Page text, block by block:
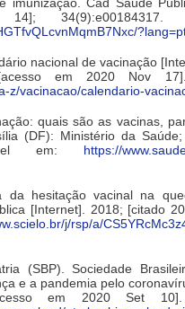
34(9):e00184317.
nacional de vacinação
em 2020 Nov
z/vacinacao/calendario-
quais são as vacinas,
(DF): Ministério da
em: https://
da hesitação vacinal na
[Internet]. 2018; [citado
j/rsp/a/
(SBP). Sociedade
e a pandemia pelo
em 2020 Set